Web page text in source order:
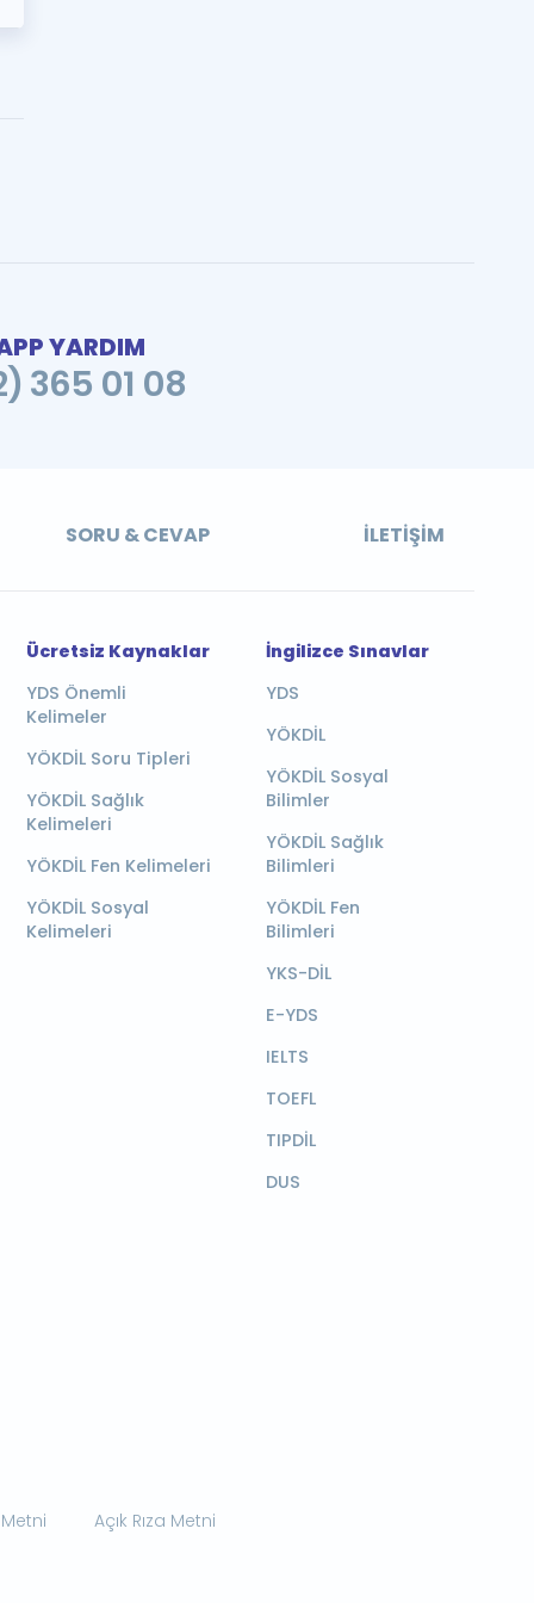
YARDIM
365 01 08
SORU & CEVAP İLETIŞIM
Ücretsiz Kaynaklar
YDS Önemli
Kelimeler
YÖKDİL Soru Tipleri
YÖKDİL Sağlık
Kelimeleri
YÖKDİL Fen Kelimeleri
YÖKDİL Sosyal
Kelimeleri
İngilizce Sınavlar
YDS
YÖKDİL
YÖKDİL Sosyal
Bilimler
YÖKDİL Sağlık
Bilimleri
YÖKDİL Fen
Bilimleri
YKS-DİL
E-YDS
IELTS
TOEFL
TIPDİL
DUS
Açık Rıza Metni